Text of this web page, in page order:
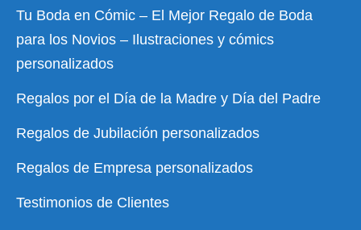
Tu Boda en Cómic – El Mejor Regalo de Boda
para los Novios – Ilustraciones y cómics
personalizados
Regalos por el Día de la Madre y Día del Padre
Regalos de Jubilación personalizados
Regalos de Empresa personalizados
Testimonios de Clientes